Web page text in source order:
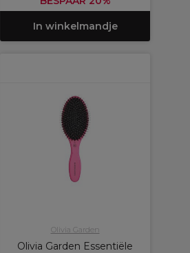
In winkelmandje
Olivia Garden
Olivia Garden Essentiële